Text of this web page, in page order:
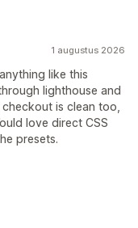
1 augustus 2026
like this
lighthouse and
is clean too,
love direct CSS
presets.